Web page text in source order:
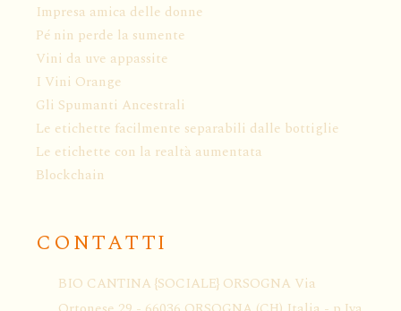
Impresa amica delle donne
Pé nin perde la sumente
Vini da uve appassite
I Vini Orange
Gli Spumanti Ancestrali
Le etichette facilmente separabili dalle bottiglie
Le etichette con la realtà aumentata
Blockchain
CONTATTI
BIO CANTINA {SOCIALE} ORSOGNA Via